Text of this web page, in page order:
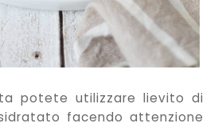
potete utilizzare lievito di
facendo attenzione